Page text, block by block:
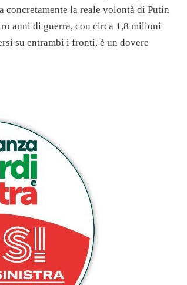
concretamente la reale volontà di Putin
anni di guerra, con circa 1,8 milioni
su entrambi i fronti, è un dovere